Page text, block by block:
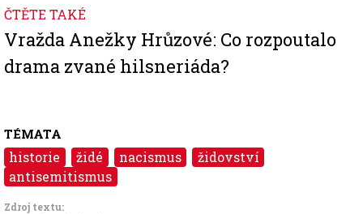
ČTĚTE TAKÉ
Vražda Anežky Hrůzové: Co rozpoutalo
drama zvané hilsneriáda?
TÉMATA
historie židé nacismus
židovství
antisemitismus
Zdroj textu: